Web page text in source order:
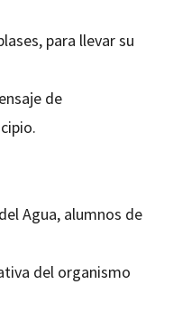
para llevar su
de
Agua, alumnos de
del organismo